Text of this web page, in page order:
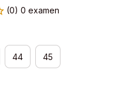
(0) 0 examen
44 45